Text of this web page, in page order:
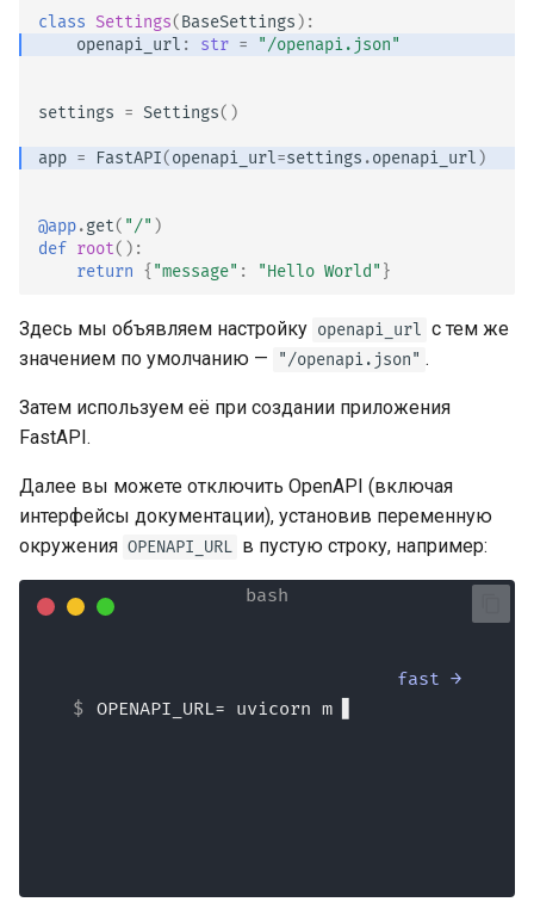
данных
несколько файлов
Стриминг JSON Lines
События, отправляемые
сервером (SSE)
URL-адреса метаданных и
Фронтенд
Статические Файлы
JSON с байтами в Base64
заголовка Content-Type
class Settings(BaseSettings ):
openapi_url : str = "/openapi.json"
settings = Settings()
app = FastAPI(openapi_url=settings .openapi_url )
@app.get( "/" )
def root():
return { "message" : "Hello World" }
Здесь мы объявляем настройку openapi_url с тем же
значением по умолчанию —
"/openapi.json" .
Затем используем её при создании приложения
FastAPI.
Далее вы можете отключить OpenAPI (включая
интерфейсы документации), установив переменную
окружения OPENAPI_URL в пустую строку, например:
fast →
OPENAPI_URL= uvicorn main